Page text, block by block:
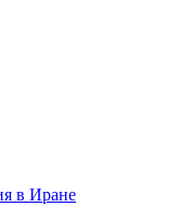
в Иране